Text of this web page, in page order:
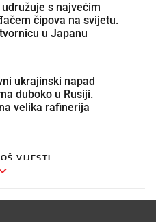
udružuje s najvećim
čipova na svijetu.
u Japanu
ukrajinski napad
duboko u Rusiji.
velika rafinerija
VIJESTI